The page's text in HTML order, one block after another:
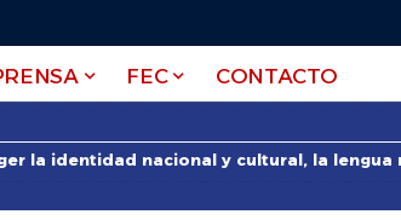
FEC CONTACTO
la identidad nacional y cultural, la